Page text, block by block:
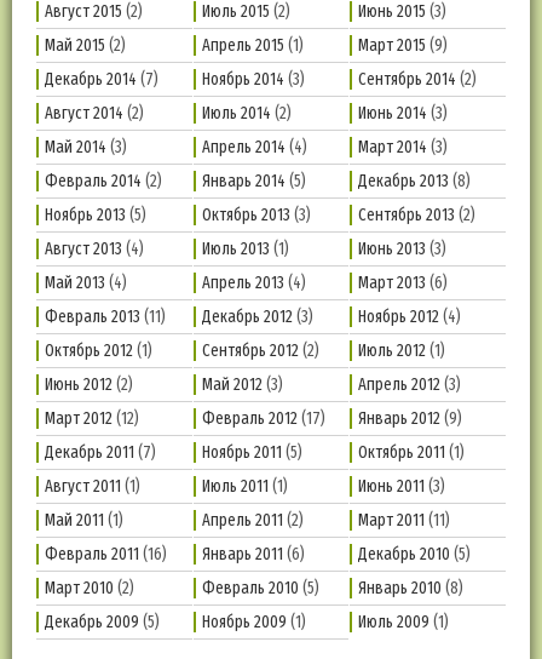
Август 2015 (2) Июль 2015 (2) Июнь 2015 (3)
Май 2015 (2) Апрель 2015 (1) Март 2015 (9)
Декабрь 2014 (7) Ноябрь 2014 (3) Сентябрь 2014 (2)
Август 2014 (2) Июль 2014 (2) Июнь 2014 (3)
Май 2014 (3) Апрель 2014 (4) Март 2014 (3)
Февраль 2014 (2) Январь 2014 (5) Декабрь 2013 (8)
Ноябрь 2013 (5) Октябрь 2013 (3) Сентябрь 2013 (2)
Август 2013 (4) Июль 2013 (1) Июнь 2013 (3)
Май 2013 (4) Апрель 2013 (4) Март 2013 (6)
Февраль 2013 (11) Декабрь 2012(3) Ноябрь 2012(4)
Октябрь 2012(1) Сентябрь 2012(2) Июль 2012(1)
Июнь 2012(2) Май 2012(3) Апрель 2012(3)
Март 2012(12) Февраль 2012(17) Январь 2012(9)
Декабрь 2011 (7) Ноябрь 2011 (5) Октябрь 2011 (1)
Август 2011 (1) Июль 2011 (1) Июнь 2011 (3)
Май 2011 (1) Апрель 2011 (2) Март 2011 (11)
Февраль 2011 (16) Январь 2011 (6) Декабрь 2010 (5)
Март 2010 (2) Февраль 2010 (5) Январь 2010 (8)
Декабрь 2009 (5) Ноябрь 2009 (1) Июль 2009 (1)